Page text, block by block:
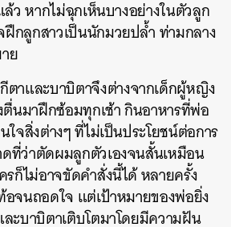
ล้ว หากไม่ฉุกเห็นบางอย่างในตัวลูก
กลูกสาวเป็นนักมวยปล้ำ ท่ามกลาง
ย
ตาและบาบิตาจึงต่างจากเด็กผู้หญิง
นมาฝึกซ้อมทุกเช้า กินอาหารที่พ่อ
จสิ่งต่างๆ ที่ไม่เป็นประโยชน์ต่อการ
ที่ว่าตัดผมลูกตัวเองจนสั้นเหมือน
รก็ไม่อาจขัดคำสั่งนี้ได้ หลายครั้ง
จนถอดใจ แต่เป้าหมายของพ่อยิ่ง
ะบาบิตาเติบโตมาโดยมีความฝัน